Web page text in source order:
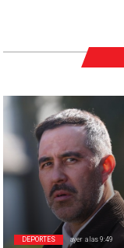
DEPORTES ayer a las 9:49